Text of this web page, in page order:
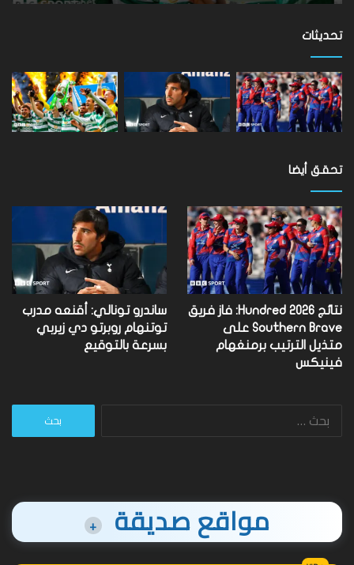
مستوى
العالم
تحديثات
تحقق أيضا
نتائج Hundred 2026: فاز فريق
Southern Brave على
متذيل الترتيب برمنغهام
فينيكس
ساندرو تونالي: أقنعه مدرب
توتنهام روبرتو دي زيربي
بسرعة بالتوقيع
البحث
مواقع صديقة +